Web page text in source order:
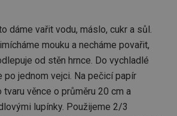
dáme vařit vodu, máslo, cukr a sůl.
mouku a necháme povařit,
od stěn hrnce. Do vychladlé
po jednom vejci. Na pečicí papír
věnce o průměru 20 cm a
lupínky. Použijeme 2/3